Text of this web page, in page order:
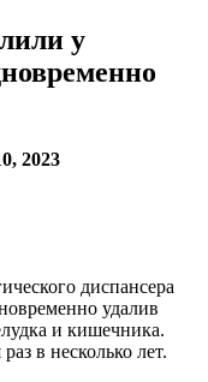
у
2023
диспансера
удалив
и кишечника.
в несколько лет.